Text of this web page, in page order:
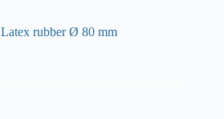
rubber Ø 80 mm